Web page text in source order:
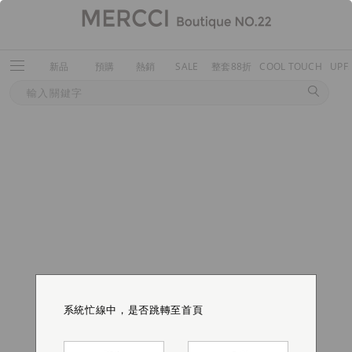
新品 預購 熱銷 SALE 整套88折 COOL TOUCH
系統忙線中，是否跳轉至首頁
系統忙線中，是否跳轉至首頁
系統忙線中，是否跳轉至首頁
系統忙線中，是否跳轉至首頁
系統忙線中，是否跳轉至首頁